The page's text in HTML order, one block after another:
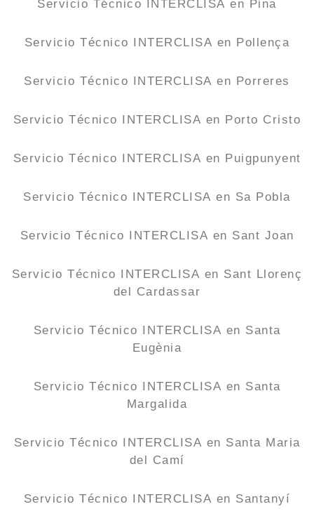
Servicio Técnico INTERCLISA en Pina
Servicio Técnico INTERCLISA en Pollença
Servicio Técnico INTERCLISA en Porreres
Servicio Técnico INTERCLISA en Porto Cristo
Servicio Técnico INTERCLISA en Puigpunyent
Servicio Técnico INTERCLISA en Sa Pobla
Servicio Técnico INTERCLISA en Sant Joan
Servicio Técnico INTERCLISA en Sant Llorenç
del Cardassar
Servicio Técnico INTERCLISA en Santa
Eugènia
Servicio Técnico INTERCLISA en Santa
Margalida
Servicio Técnico INTERCLISA en Santa Maria
del Camí
Servicio Técnico INTERCLISA en Santanyí